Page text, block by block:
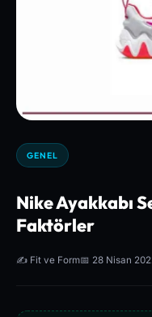
GENEL
Nike Ayakkabı
Faktörler
✍️ Fit ve Form📅 28 Nisan